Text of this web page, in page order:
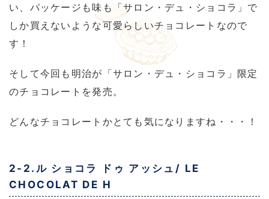
い、パッケージも味も「サロン・デュ・ショコラ」で
しか買えないような可愛らしいチョコレートなので
す！
そして今回も明治が「サロン・デュ・ショコラ」限定
のチョコレートを発売。
どんなチョコレートかとても気になりますね・・・！
2-2.ル ショコラ ドゥ アッシュ/ LE
CHOCOLAT DE H